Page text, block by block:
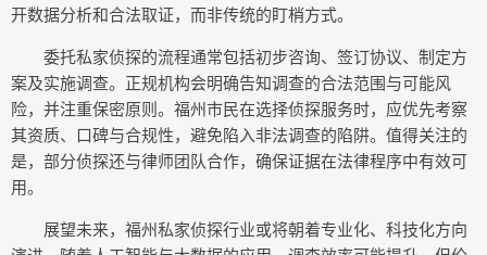
开数据分析和合法取证，而非传统的盯梢方式。
委托私家侦探的流程通常包括初步咨询、签订协议、制定方
案及实施调查。正规机构会明确告知调查的合法范围与可能风
险，并注重保密原则。福州市民在选择侦探服务时，应优先考察
其资质、口碑与合规性，避免陷入非法调查的陷阱。值得关注的
是，部分侦探还与律师团队合作，确保证据在法律程序中有效可
用。
展望未来，福州私家侦探行业或将朝着专业化、科技化方向